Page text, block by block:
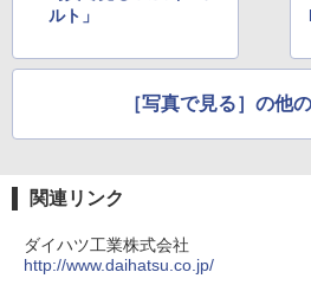
ルト」
［写真で見る］の他
関連リンク
ダイハツ工業株式会社
http://www.daihatsu.co.jp/